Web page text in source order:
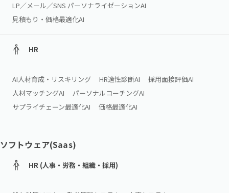
LP／メール／SNS パーソナライゼーションAI
見積もり・価格最適化AI
HR
AI人材育成・リスキリング HR適性診断AI
採用面接評価AI
人材マッチングAI
パーソナルコーチングAI
サプライチェーン最適化AI
価格最適化AI
ソフトウェア(Saas)
HR (人事・労務・組織・採用)